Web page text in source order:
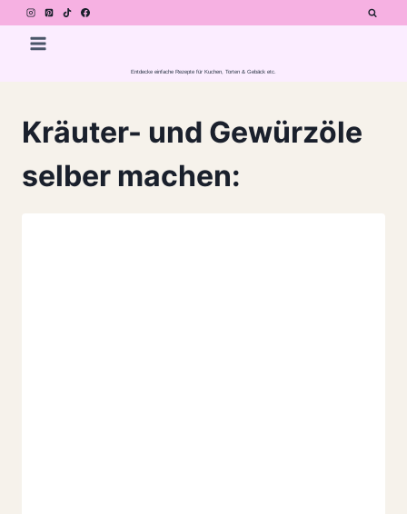
Zum
Inhalt
Entdecke einfache Rezepte für Kuchen, Torten & Gebäck etc.
Kräuter- und Gewürzöle
selber machen: